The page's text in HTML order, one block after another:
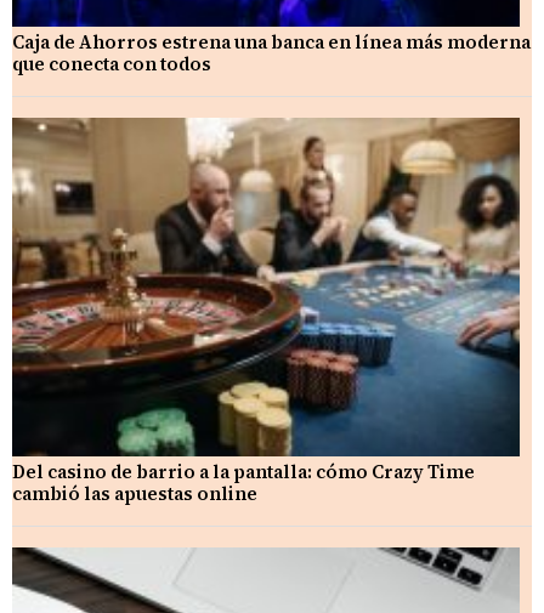
Caja de Ahorros estrena una banca en línea más moderna
que conecta con todos
Del casino de barrio a la pantalla: cómo Crazy Time
cambió las apuestas online